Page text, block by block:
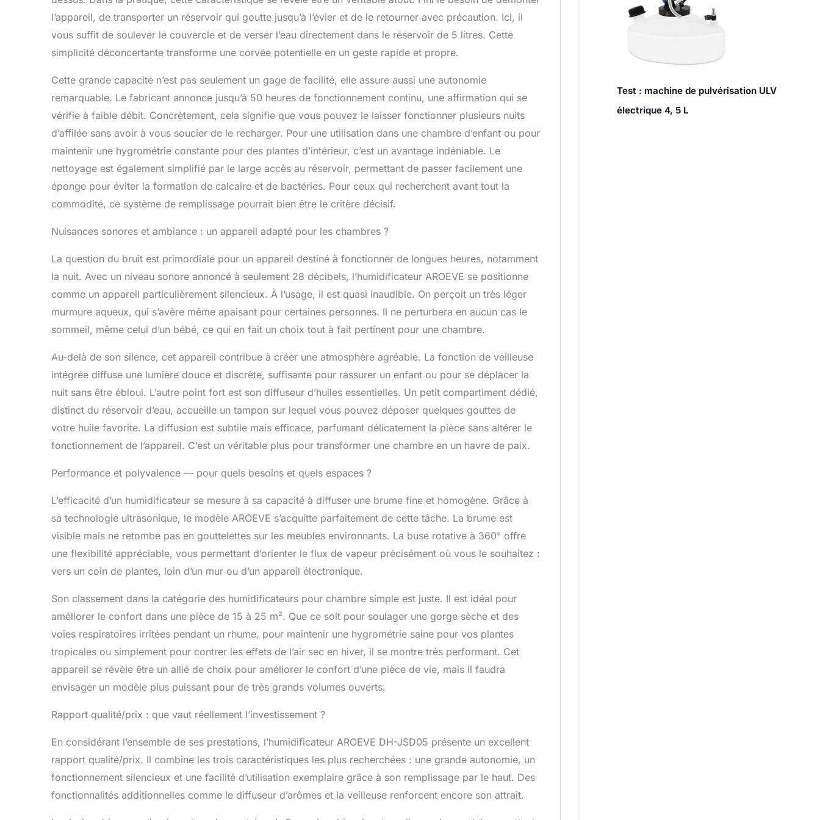
d'air bébé dirige l'humidité où vous voulez. Le réglage intuitif
personnalise l'intensité de la brume pour une atmosphère sur
mesure.
l’appareil, de transporter un réservoir qui goutte jusqu’à l’évier et de le retourner avec précaution. Ici, il
vous suffit de soulever le couvercle et de verser l’eau directement dans le réservoir de 5 litres. Cette
simplicité déconcertante transforme une corvée potentielle en un geste rapide et propre.
Cette grande capacité n’est pas seulement un gage de facilité, elle assure aussi une autonomie
remarquable. Le fabricant annonce jusqu’à 50 heures de fonctionnement continu, une affirmation qui se
vérifie à faible débit. Concrètement, cela signifie que vous pouvez le laisser fonctionner plusieurs nuits
d’affilée sans avoir à vous soucier de le recharger. Pour une utilisation dans une chambre d’enfant ou pour
maintenir une hygrométrie constante pour des plantes d’intérieur, c’est un avantage indéniable. Le
nettoyage est également simplifié par le large accès au réservoir, permettant de passer facilement une
éponge pour éviter la formation de calcaire et de bactéries. Pour ceux qui recherchent avant tout la
commodité, ce système de remplissage pourrait bien être le critère décisif.
Nuisances sonores et ambiance : un appareil adapté pour les chambres ?
La question du bruit est primordiale pour un appareil destiné à fonctionner de longues heures, notamment
la nuit. Avec un niveau sonore annoncé à seulement 28 décibels, l’humidificateur AROEVE se positionne
comme un appareil particulièrement silencieux. À l’usage, il est quasi inaudible. On perçoit un très léger
murmure aqueux, qui s’avère même apaisant pour certaines personnes. Il ne perturbera en aucun cas le
sommeil, même celui d’un bébé, ce qui en fait un choix tout à fait pertinent pour une chambre.
Au-delà de son silence, cet appareil contribue à créer une atmosphère agréable. La fonction de veilleuse
intégrée diffuse une lumière douce et discrète, suffisante pour rassurer un enfant ou pour se déplacer la
nuit sans être ébloui. L’autre point fort est son diffuseur d’huiles essentielles. Un petit compartiment dédié,
distinct du réservoir d’eau, accueille un tampon sur lequel vous pouvez déposer quelques gouttes de
votre huile favorite. La diffusion est subtile mais efficace, parfumant délicatement la pièce sans altérer le
fonctionnement de l’appareil. C’est un véritable plus pour transformer une chambre en un havre de paix.
Performance et polyvalence — pour quels besoins et quels espaces ?
L’efficacité d’un humidificateur se mesure à sa capacité à diffuser une brume fine et homogène. Grâce à
sa technologie ultrasonique, le modèle AROEVE s’acquitte parfaitement de cette tâche. La brume est
visible mais ne retombe pas en gouttelettes sur les meubles environnants. La buse rotative à 360° offre
une flexibilité appréciable, vous permettant d’orienter le flux de vapeur précisément où vous le souhaitez :
vers un coin de plantes, loin d’un mur ou d’un appareil électronique.
Son classement dans la catégorie des humidificateurs pour chambre simple est juste. Il est idéal pour
améliorer le confort dans une pièce de 15 à 25 m². Que ce soit pour soulager une gorge sèche et des
voies respiratoires irritées pendant un rhume, pour maintenir une hygrométrie saine pour vos plantes
tropicales ou simplement pour contrer les effets de l’air sec en hiver, il se montre très performant. Cet
appareil se révèle être un allié de choix pour améliorer le confort d’une pièce de vie, mais il faudra
envisager un modèle plus puissant pour de très grands volumes ouverts.
Rapport qualité/prix : que vaut réellement l’investissement ?
En considérant l’ensemble de ses prestations, l’humidificateur AROEVE DH-JSD05 présente un excellent
rapport qualité/prix. Il combine les trois caractéristiques les plus recherchées : une grande autonomie, un
fonctionnement silencieux et une facilité d’utilisation exemplaire grâce à son remplissage par le haut. Des
fonctionnalités additionnelles comme le diffuseur d’arômes et la veilleuse renforcent encore son attrait.
Test : machine de pulvérisation ULV
électrique 4, 5 L